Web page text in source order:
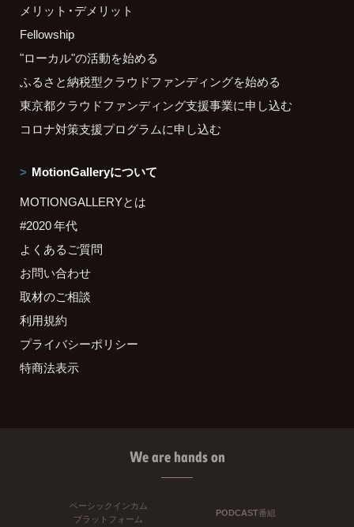
メリット・デメリット
Fellowship
"ローカル"の活動を始める
ふるさと納税型クラウドファンディングを始める
東京都クラウドファンディング支援事業に申し込む
コロナ対策支援プログラムに申し込む
MotionGalleryについて
MOTIONGALLERYとは
#2020 年代
よくあるご質問
お問い合わせ
取材のご相談
利用規約
プライバシーポリシー
特商法表示
We are hands on
ベーシックインカム
プラットフォーム
PODCAST番組